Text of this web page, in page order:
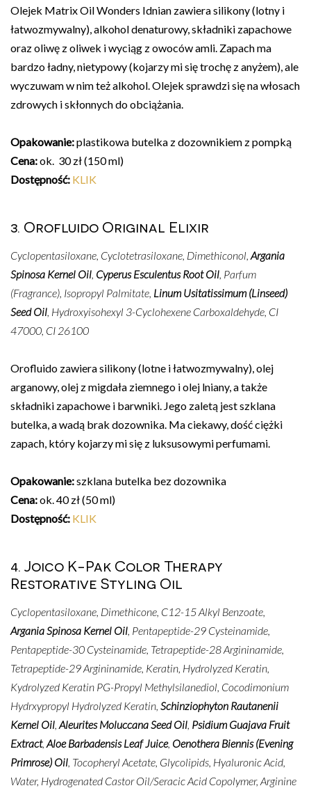
Olejek Matrix Oil Wonders Idnian zawiera silikony (lotny i
łatwozmywalny), alkohol denaturowy, składniki zapachowe
oraz oliwę z oliwek i wyciąg z owoców amli. Zapach ma
bardzo ładny, nietypowy (kojarzy mi się trochę z anyżem), ale
wyczuwam w nim też alkohol. Olejek sprawdzi się na włosach
zdrowych i skłonnych do obciążania.
Opakowanie:plastikowa butelka z dozownikiem z pompką
Cena:ok. 30 zł (150 ml)
Dostępność: KLIK
3. Orofluido Original Elixir
Cyclopentasiloxane, Cyclotetrasiloxane, Dimethiconol, Argania
Spinosa Kernel Oil Cyperus Esculentus Root Oil , Parfum
(Fragrance), Isopropyl Palmitate, Linum Usitatissimum (Linseed)
Seed Oil , Hydroxyisohexyl 3-Cyclohexene Carboxaldehyde, CI
47000, CI 26100
Orofluido zawiera silikony (lotne i łatwozmywalny), olej
arganowy, olej z migdała ziemnego i olej lniany, a także
składniki zapachowe i barwniki. Jego zaletą jest szklana
butelka, a wadą brak dozownika. Ma ciekawy, dość ciężki
zapach, który kojarzy mi się z luksusowymi perfumami.
Opakowanie:szklana butelka bez dozownika
Cena:ok. 40 zł (50 ml)
Dostępność: KLIK
4. Joico K-Pak Color Therapy
Restorative Styling Oil
Cyclopentasiloxane, Dimethicone, C12-15 Alkyl Benzoate,
Argania Spinosa Kernel Oil , Pentapeptide-29 Cysteinamide,
Pentapeptide-30 Cysteinamide, Tetrapeptide-28 Argininamide,
Tetrapeptide-29 Argininamide, Keratin, Hydrolyzed Keratin,
Kydrolyzed Keratin PG-Propyl Methylsilanediol, Cocodimonium
Hydrxypropyl Hydrolyzed Keratin, Schinziophyton Rautanenii
Kernel Oil Aleurites Moluccana Seed Oil Psidium Guajava Fruit
Extract, Aloe Barbadensis Leaf Juice, Oenothera Biennis (Evening
Primrose) Oil , Tocopheryl Acetate, Glycolipids, Hyaluronic Acid,
Water, Hydrogenated Castor Oil/Seracic Acid Copolymer, Arginine